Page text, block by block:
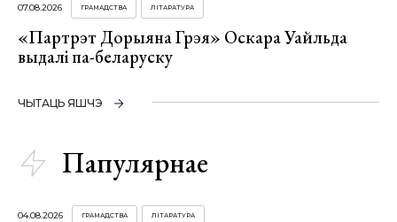
07.08.2026 ГРАМАДСТВА ЛІТАРАТУРА
«Партрэт Дорыяна Грэя» Оскара Уайльда
выдалі па-беларуску
ЧЫТАЦЬ ЯШЧЭ
Папулярнае
04.08.2026 ГРАМАДСТВА ЛІТАРАТУРА